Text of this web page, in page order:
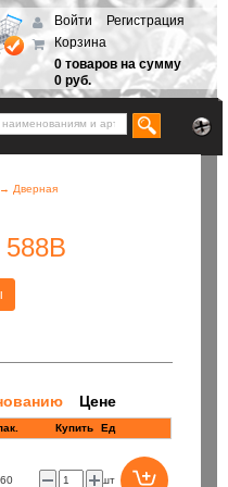
Войти
Регистрация
Корзина
0 товаров на сумму
0 руб.
→ Дверная
588В
Цене
Купить Ед
шт